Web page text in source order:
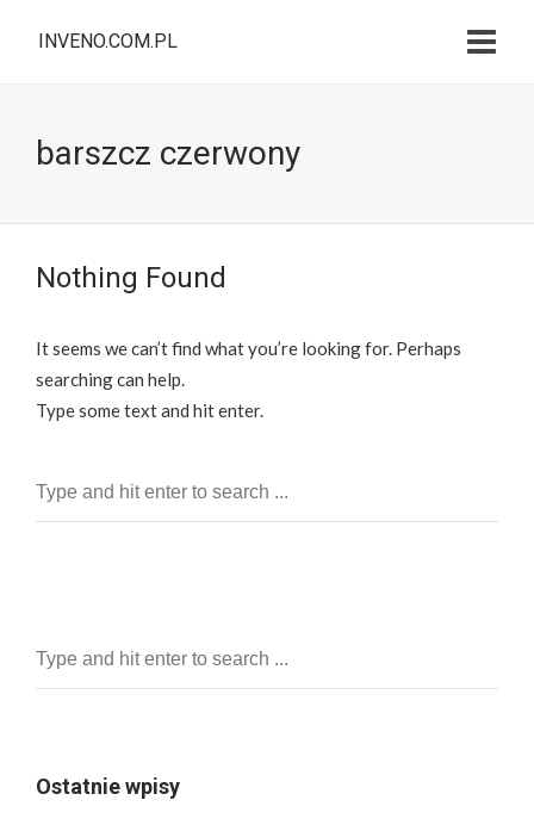
INVENO.COM.PL
barszcz czerwony
Nothing Found
It seems we can’t find what you’re looking for. Perhaps
searching can help.
Type some text and hit enter.
Ostatnie wpisy